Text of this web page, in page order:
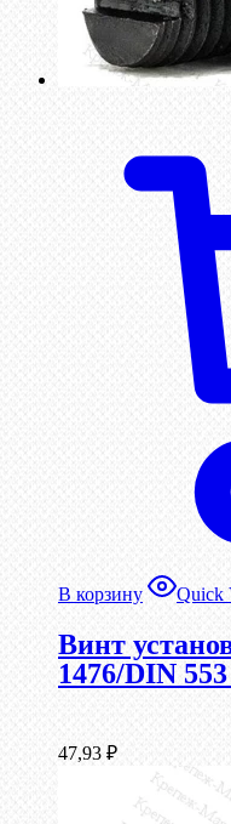
В корзину Quick
Винт
1476/DIN
47,93 ₽